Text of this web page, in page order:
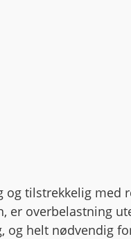
tilstrekkelig med
er overbelastning
helt nødvendig